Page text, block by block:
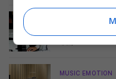
Interview:
MUSIC EMOTION